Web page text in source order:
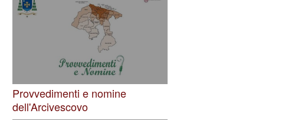
Provvedimenti e nomine
dell'Arcivescovo